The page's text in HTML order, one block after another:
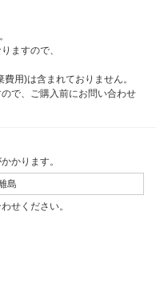
ますので、
用)は含まれておりません。
で、ご購入前にお問い合わせ
かります。
島
せください。